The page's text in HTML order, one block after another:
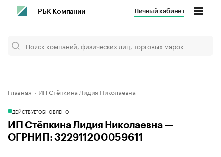
РБК Компании Личный кабинет
Главная ИП Стёпкина Лидия Николаевна
ДЕЙСТВУЕТОБНОВЛЕНО
ИП Стёпкина Лидия Николаевна —
ОГРНИП: 322911200059611